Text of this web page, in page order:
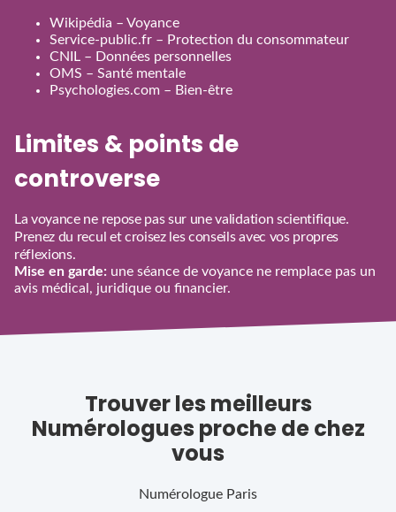
Wikipédia – Voyance
Service‑public.fr – Protection du consommateur
CNIL – Données personnelles
OMS – Santé mentale
Psychologies.com – Bien‑être
Limites & points de
controverse
La voyance ne repose pas sur une validation scientifique.
Prenez du recul et croisez les conseils avec vos propres
réflexions.
Mise en garde: une séance de voyance ne remplace pas un
avis médical, juridique ou financier.
Trouver les meilleurs
Numérologues proche de chez
vous
Numérologue Paris